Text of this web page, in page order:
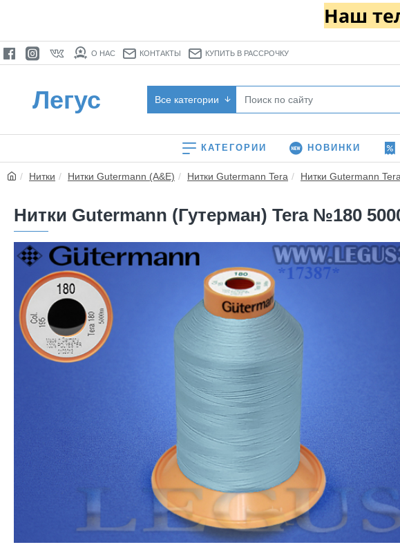
Наш
О НАС КОНТАКТЫ КУПИТЬ В РАССРОЧКУ
Легус Все категории
КАТЕГОРИИ НОВИНКИ
Нитки Нитки Gutermann (A&E) Нитки Gutermann Tera Нитки Gutermann
Нитки Gutermann (Гутерман) Tera №180